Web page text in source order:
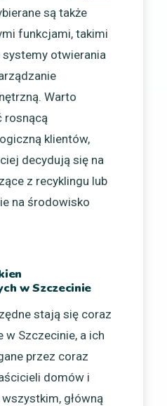
są także
funkcjami, takimi
otwierania
Warto
rosnącą
klientów,
decydują się na
z recyklingu lub
na środowisko
w Szczecinie
stają się coraz
w Szczecinie, a ich
przez coraz
domów i
główną